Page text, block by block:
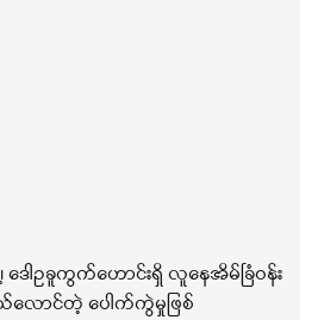
ေါဥခူကွက်ဟောင်းရှိ လူနေအိမ်ခြံဝန်း
ောင်တဲ့ ပေါက်ကွဲမှုဖြစ်